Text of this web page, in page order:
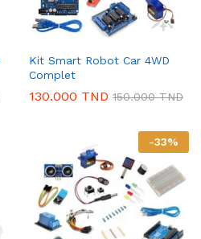
Kit Smart Robot Car 4WD
Complet
130.000 TND 150.000TND
-33%